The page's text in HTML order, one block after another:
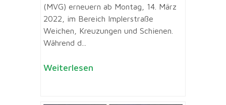
(MVG) erneuern ab Montag, 14. März
2022, im Bereich Implerstraße
Weichen, Kreuzungen und Schienen.
Während d...
Weiterlesen